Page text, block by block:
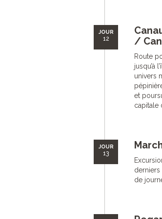
JOUR
12
/ Can
Route
jusqu’à
univers
et
capitale
JOUR
13
derniers
de